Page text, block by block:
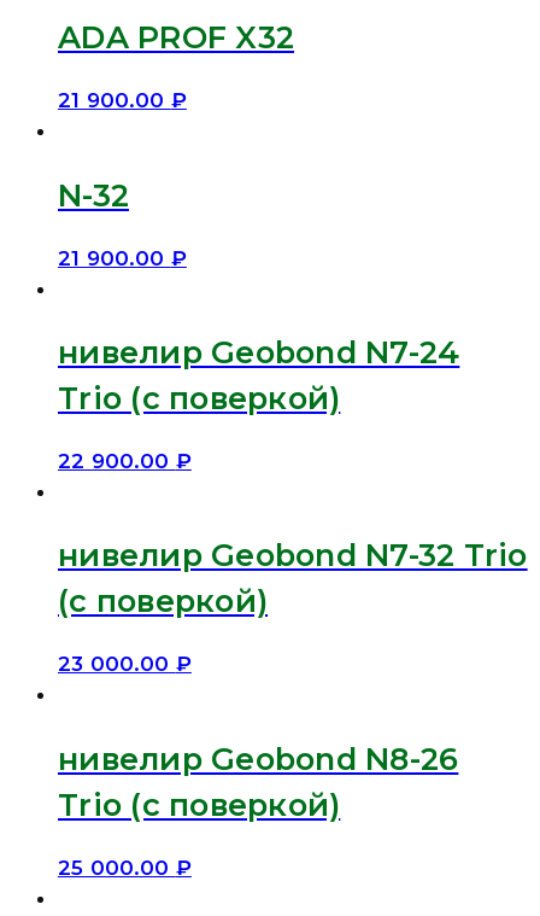
ADA PROF X32
21 900.00 ₽
N-32
21 900.00 ₽
нивелир Geobond N7-24
Trio (с поверкой)
22 900.00 ₽
нивелир Geobond N7-32 Trio
(с поверкой)
23 000.00 ₽
нивелир Geobond N8-26
Trio (с поверкой)
25 000.00 ₽